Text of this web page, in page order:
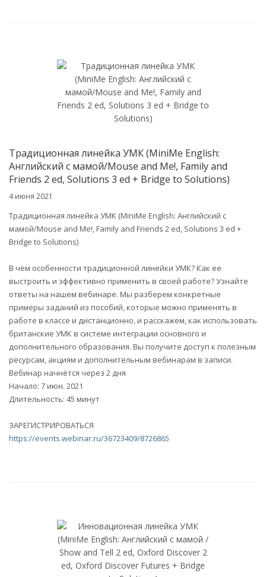
Традиционная линейка УМК (MiniMe English:
Английский с мамой/Mouse and Me!, Family and
Friends 2 ed, Solutions 3 ed + Bridge to Solutions)
4 июня 2021
Традиционная линейка УМК (MiniMe English: Английский с
мамой/Mouse and Me!, Family and Friends 2 ed, Solutions 3 ed +
Bridge to Solutions)
В чем особенности традиционной линейки УМК? Как ее
выстроить и эффективно применить в своей работе? Узнайте
ответы на нашем вебинаре. Мы разберем конкретные
примеры заданий из пособий, которые можно применять в
работе в классе и дистанционно, и расскажем, как использовать
британские УМК в системе интеграции основного и
дополнительного образования. Вы получите доступ к полезным
ресурсам, акциям и дополнительным вебинарам в записи.
Вебинар начнётся через 2 дня
Начало: 7 июн. 2021
Длительность: 45 минут
ЗАРЕГИСТРИРОВАТЬСЯ
https://events.webinar.ru/36723409/8726865